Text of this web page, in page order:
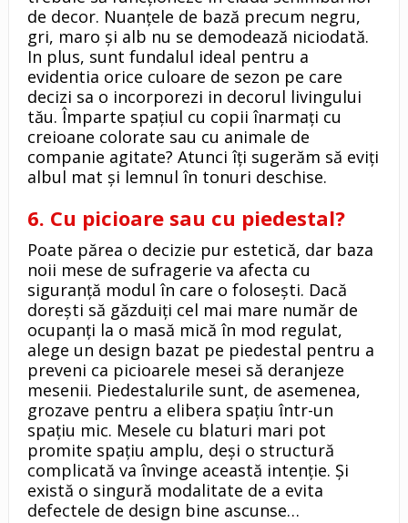
de decor. Nuanțele de bază precum negru,
gri, maro și alb nu se demodează niciodată.
In plus, sunt fundalul ideal pentru a
evidentia orice culoare de sezon pe care
decizi sa o incorporezi in decorul livingului
tău. Împarte spațiul cu copii înarmați cu
creioane colorate sau cu animale de
companie agitate? Atunci îți sugerăm să eviți
albul mat și lemnul în tonuri deschise.
6. Cu picioare sau cu piedestal?
Poate părea o decizie pur estetică, dar baza
noii mese de sufragerie va afecta cu
siguranță modul în care o folosești. Dacă
dorești să găzduiți cel mai mare număr de
ocupanți la o masă mică în mod regulat,
alege un design bazat pe piedestal pentru a
preveni ca picioarele mesei să deranjeze
mesenii. Piedestalurile sunt, de asemenea,
grozave pentru a elibera spațiu într-un
spațiu mic. Mesele cu blaturi mari pot
promite spațiu amplu, deși o structură
complicată va învinge această intenție. Și
există o singură modalitate de a evita
defectele de design bine ascunse…